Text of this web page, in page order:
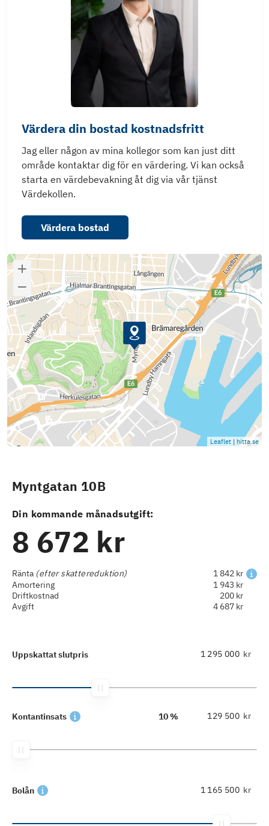
Värdera din bostad kostnadsfritt
Jag eller någon av mina kollegor som kan just ditt
område kontaktar dig för en värdering. Vi kan också
starta en värdebevakning åt dig via vår tjänst
Värdekollen.
Värdera bostad
Leaflet | hitta.se
Myntgatan 10B
Din kommande månadsutgift:
8 672 kr
Ränta (efter skattereduktion)
1 842 kr
Amortering
1 943 kr
Driftkostnad
200 kr
Avgift
4 687 kr
Uppskattat slutpris kr
Kontantinsats 10 % kr
Bolån kr